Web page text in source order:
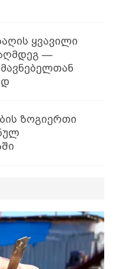
ყვავილი
—
ზოგიერთი